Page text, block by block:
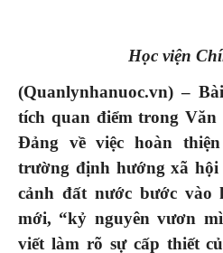
Học viện
(Quanlynhanuoc.vn) –
tích quan điểm trong
Đảng về việc hoàn
trường định hướng xã
cảnh đất nước bước vào
mới, “kỷ nguyên vươn
viết làm rõ sự cấp thiết